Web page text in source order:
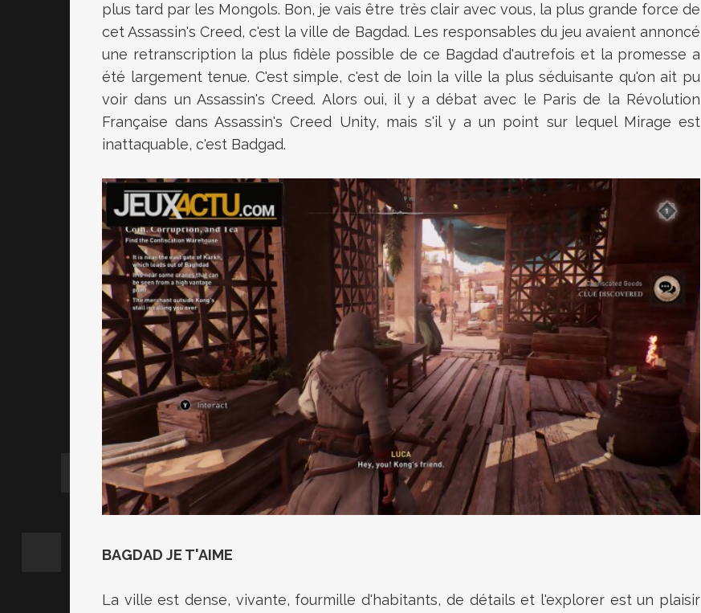
plus tard par les Mongols. Bon, je vais être très clair avec vous, la plus grande force de
cet Assassin's Creed, c'est la ville de Bagdad. Les responsables du jeu avaient annoncé
une retranscription la plus fidèle possible de ce Bagdad d'autrefois et la promesse a
été largement tenue. C'est simple, c'est de loin la ville la plus séduisante qu'on ait pu
voir dans un Assassin's Creed. Alors oui, il y a débat avec le Paris de la Révolution
Française dans Assassin's Creed Unity, mais s'il y a un point sur lequel Mirage est
inattaquable, c'est Badgad.
BAGDAD JE T'AIME
La ville est dense, vivante, fourmille d'habitants, de détails et l'explorer est un plaisir